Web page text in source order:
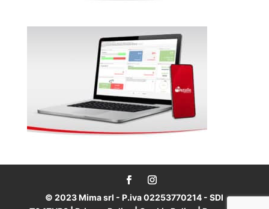
© 2023 Mima srl - P.iva 02253770214 - SDI